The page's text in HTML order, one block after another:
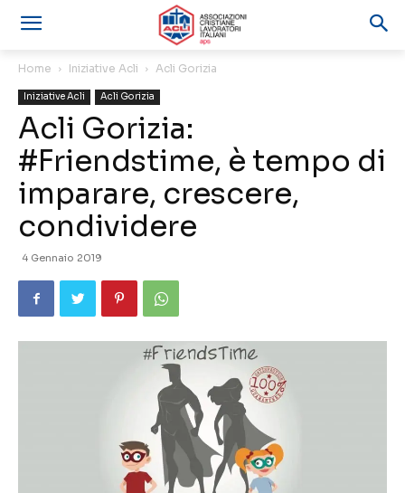
Home Iniziative Acli Acli Gorizia
Iniziative Acli Acli Gorizia
Acli Gorizia:
#Friendstime, è tempo di
imparare, crescere,
condividere
4 Gennaio 2019